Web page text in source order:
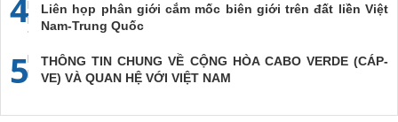
Liên họp phân giới cắm mốc biên giới trên đất liền Việt
Nam-Trung Quốc
5
THÔNG TIN CHUNG VỀ CỘNG HÒA CABO VERDE (CÁP-
VE) VÀ QUAN HỆ VỚI VIỆT NAM